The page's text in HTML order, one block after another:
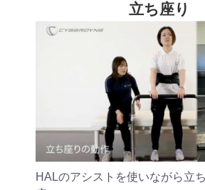
立ち座り
HALのアシストを使いながら立